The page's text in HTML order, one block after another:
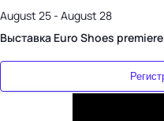
August 25 - August 28
Выставка Euro Shoes